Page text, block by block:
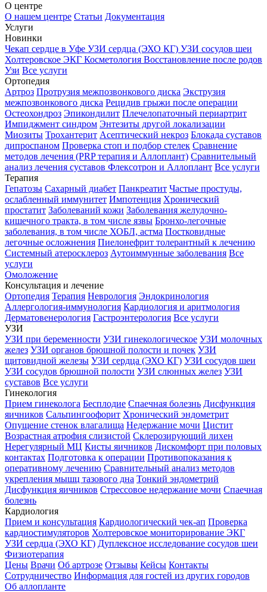
О центре
О нашем центре Статьи Документация
Услуги
Новинки
Чекап сердце в Уфе УЗИ сердца (ЭХО КГ) УЗИ сосудов шеи
Холтеровское ЭКГ Косметология Восстановление после родов
Узи Все услуги
Ортопедия
Артроз Протрузия межпозвонкового диска Экструзия
межпозвонкового диска Рецидив грыжи после операции
Остеохондроз Эпикондилит Плечелопаточный периартрит
Импиджмент синдром Энтезиты другой локализации
Миозиты Трохантерит Асептический некроз Блокада суставов
дипроспаном Проверка стоп и подбор стелек Сравнение
методов лечения (PRP терапия и Аллоплант) Сравнительный
анализ лечения суставов Флексотрон и Аллоплант Все услуги
Терапия
Гепатозы Сахарный диабет Панкреатит Частые простуды,
ослабленный иммунитет Импотенция Хронический
простатит Заболеваний кожи Заболевания желудочно-
кишечного тракта, в том числе язвы Бронхо-легочные
заболевания, в том числе ХОБЛ, астма Постковидные
легочные осложнения Пиелонефрит толерантный к лечению
Системный атеросклероз Аутоиммунные заболевания Все
услуги
Омоложение
Консультация и лечение
Ортопедия Терапия Неврология Эндокринология
Аллергология-иммунология Кардиология и аритмология
Дерматовенерология Гастроэнтерология Все услуги
УЗИ
УЗИ при беременности УЗИ гинекологическое УЗИ молочных
желез УЗИ органов брюшной полости и почек УЗИ
щитовидной железы УЗИ сердца (ЭХО КГ) УЗИ сосудов шеи
УЗИ сосудов брюшной полости УЗИ слюнных желез УЗИ
суставов Все услуги
Гинекология
Прием гинеколога Бесплодие Спаечная болезнь Дисфункция
яичников Сальпингоофорит Хронический эндометрит
Опущение стенок влагалища Недержание мочи Цистит
Возрастная атрофия слизистой Склерозирующий лихен
Нерегулярный МЦ Кисты яичников Дискомфорт при половых
контактах Подготовка к операции Противопоказания к
оперативному лечению Сравнительный анализ методов
укрепления мышц тазового дна Тонкий эндометрий
Дисфункция яичников Стрессовое недержание мочи Спаечная
болезнь
Кардиология
Прием и консультация Кардиологический чек-ап Проверка
кардиостимуляторов Холтеровское мониторирование ЭКГ
УЗИ сердца (ЭХО КГ) Дуплексное исследование сосудов шеи
Физиотерапия
Цены Врачи Об артрозе Отзывы Кейсы Контакты
Сотрудничество Информация для гостей из других городов
Об аллопланте